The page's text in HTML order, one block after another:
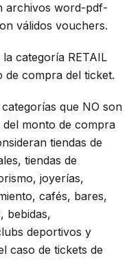
archivos word-pdf-
válidos vouchers.
categoría RETAIL
de compra del ticket.
que NO son
monto de compra
tiendas de
tiendas de
joyerías,
cafés, bares,
bebidas,
deportivos y
caso de tickets de